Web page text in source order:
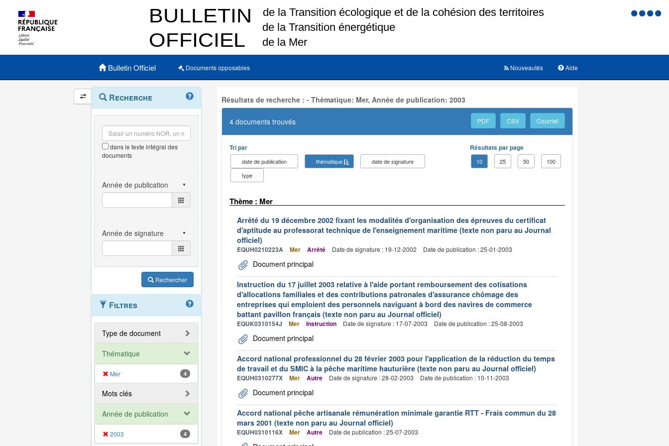
Menu
Menu principal
Bulletin Officiel Documents opposables Aide
Nouveautés
Navigation
et
outils
annexes
Menu
contextuel
Recherche
dans le texte intégral des
documents
Rechercher
Filtres
Type de document
Thématique
Mer 4
Mots clés
Année de publication
2003 4
Résultats de recherche : - Thématique: Mer, Année de publication: 2003
4 documents trouvés PDF CSV Courriel
Tri par
date de publication thématique
date de signature
type
Résultats par page
10 25 50 100
Thème : Mer
Arrêté du 19 décembre 2002 fixant les modalités d'organisation des épreuves du certificat
d'aptitude au professorat technique de l'enseignement maritime (texte non paru au Journal
officiel)
EQUH0210223A Mer Arrêté Date de signature : 19-12-2002 Date de publication : 25-01-2003
Document principal
Instruction du 17 juillet 2003 relative à l'aide portant remboursement des cotisations
d'allocations familiales et des contributions patronales d'assurance chômage des
entreprises qui emploient des personnels naviguant à bord des navires de commerce
battant pavillon français (texte non paru au Journal officiel)
EQUK0310154J Mer Instruction Date de signature : 17-07-2003 Date de publication : 25-08-2003
Document principal
Accord national professionnel du 28 février 2003 pour l'application de la réduction du temps
de travail et du SMIC à la pêche maritime hauturière (texte non paru au Journal officiel)
EQUH0310277X Mer Autre Date de signature : 28-02-2003 Date de publication : 10-11-2003
Document principal
Accord national pêche artisanale rémunération minimale garantie RTT - Frais commun du 28
mars 2001 (texte non paru au Journal officiel)
EQUH0310116X Mer Autre Date de publication : 25-07-2003